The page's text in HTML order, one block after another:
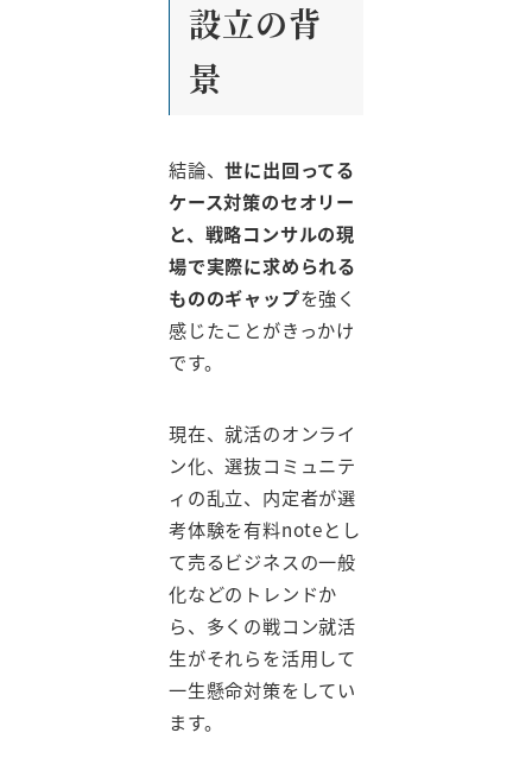
設立の背
景
結論、世に出回ってる
ケース対策のセオリー
と、戦略コンサルの現
場で実際に求められる
もののギャップを強く
感じたことがきっかけ
です。
現在、就活のオンライ
ン化、選抜コミュニテ
ィの乱立、内定者が選
考体験を有料noteとし
て売るビジネスの一般
化などのトレンドか
ら、多くの戦コン就活
生がそれらを活用して
一生懸命対策をしてい
ます。